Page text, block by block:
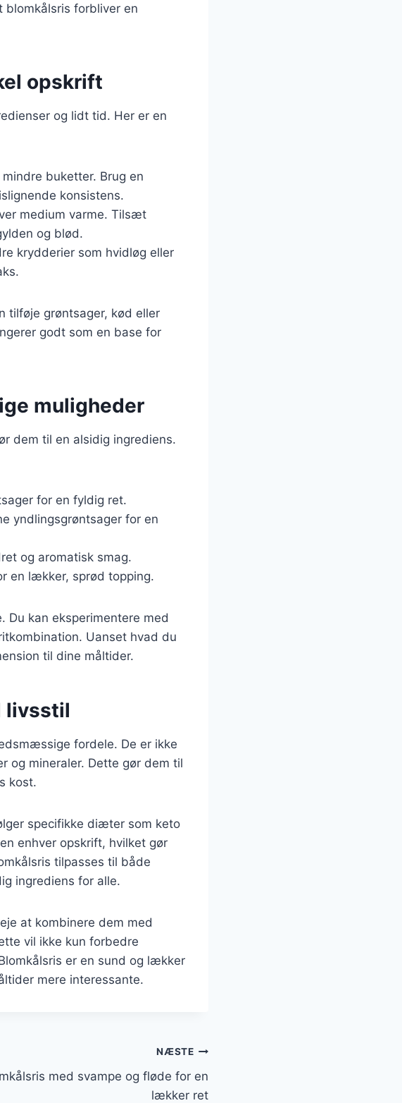
blomkålsris forbliver en
opskrift
og lidt tid. Her er en
buketter. Brug en
konsistens.
medium varme. Tilsæt
og blød.
krydderier som hvidløg eller
tilføje grøntsager, kød eller
godt som en base for
muligheder
dem til en alsidig ingrediens.
for en fyldig ret.
yndlingsgrøntsager for en
og aromatisk smag.
en lækker, sprød topping.
Du kan eksperimentere med
Uanset hvad du
til dine måltider.
livsstil
fordele. De er ikke
og mineraler. Dette gør dem til
kost.
specifikke diæter som keto
enhver opskrift, hvilket gør
tilpasses til både
ingrediens for alle.
at kombinere dem med
vil ikke kun forbedre
er en sund og lækker
mere interessante.
NÆSTE
med svampe og fløde for en
lækker ret